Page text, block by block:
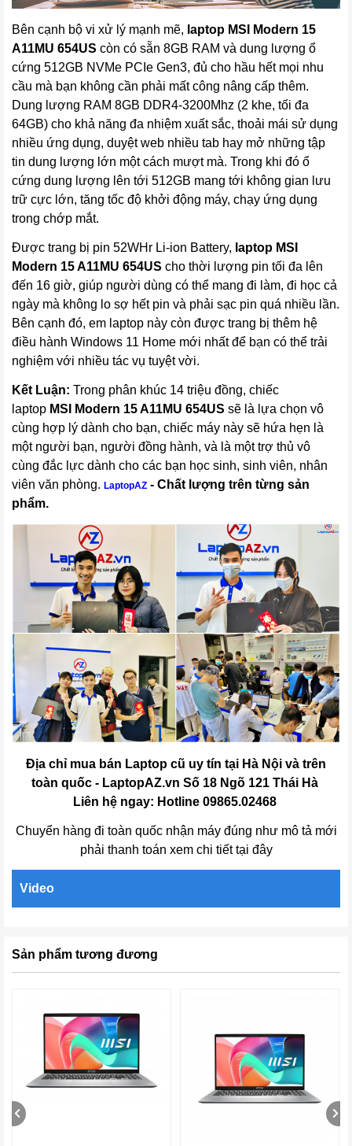
Bên cạnh bộ vi xử lý mạnh mẽ, laptop MSI Modern 15
A11MU 654US còn có sẵn 8GB RAM và dung lượng ổ
cứng 512GB NVMe PCIe Gen3, đủ cho hầu hết mọi nhu
cầu mà bạn không cần phải mất công nâng cấp thêm.
Dung lượng RAM 8GB DDR4-3200Mhz (2 khe, tối đa
64GB) cho khả năng đa nhiệm xuất sắc, thoải mái sử dụng
nhiều ứng dụng, duyệt web nhiều tab hay mở những tập
tin dung lượng lớn một cách mượt mà. Trong khi đó ổ
cứng dung lượng lên tới 512GB mang tới không gian lưu
trữ cực lớn, tăng tốc độ khởi động máy, chạy ứng dụng
trong chớp mắt.
Được trang bị pin 52WHr Li-ion Battery, laptop MSI
Modern 15 A11MU 654US cho thời lượng pin tối đa lên
đến 16 giờ, giúp người dùng có thể mang đi làm, đi học cả
ngày mà không lo sợ hết pin và phải sạc pin quá nhiều lần.
Bên cạnh đó, em laptop này còn được trang bị thêm hệ
điều hành Windows 11 Home mới nhất để bạn có thể trải
nghiệm với nhiều tác vụ tuyệt vời.
Kết Luận: Trong phân khúc 14 triệu đồng, chiếc
laptop MSI Modern 15 A11MU 654US sẽ là lựa chọn vô
cùng hợp lý dành cho bạn, chiếc máy này sẽ hứa hẹn là
một người bạn, người đồng hành, và là một trợ thủ vô
cùng đắc lực dành cho các bạn học sinh, sinh viên, nhân
viên văn phòng. LaptopAZ - Chất lượng trên từng sản
phẩm.
Địa chỉ mua bán Laptop cũ uy tín tại Hà Nội và trên
toàn quốc - LaptopAZ.vn Số 18 Ngõ 121 Thái Hà
Liên hệ ngay: Hotline 09865.02468
Chuyển hàng đi toàn quốc nhận máy đúng như mô tả mới
phải thanh toán xem chi tiết tại đây
Video
Sản phẩm tương đương